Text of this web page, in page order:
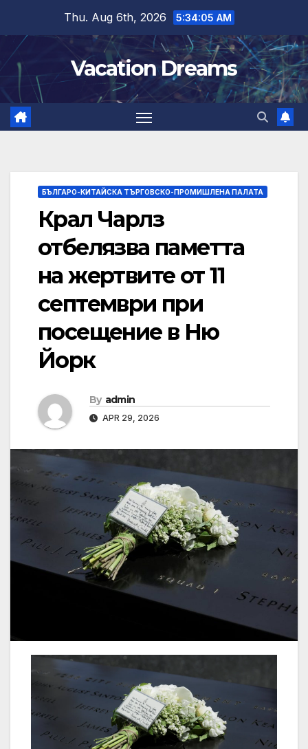
content
Thu. Aug 6th, 2026 5:34:06 AM
Vacation Dreams
БЪЛГАРО-КИТАЙСКА ТЪРГОВСКО-ПРОМИШЛЕНА ПАЛАТА
Крал Чарлз
отбелязва паметта
на жертвите от 11
септември при
посещение в Ню
Йорк
By admin
APR 29, 2026